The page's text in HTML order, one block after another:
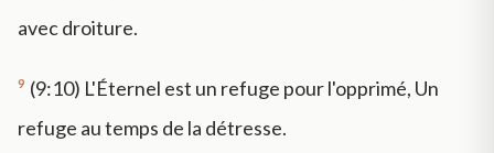
avec droiture.
9 (9:10) L'Éternel est un refuge pour l'opprimé, Un
refuge au temps de la détresse.